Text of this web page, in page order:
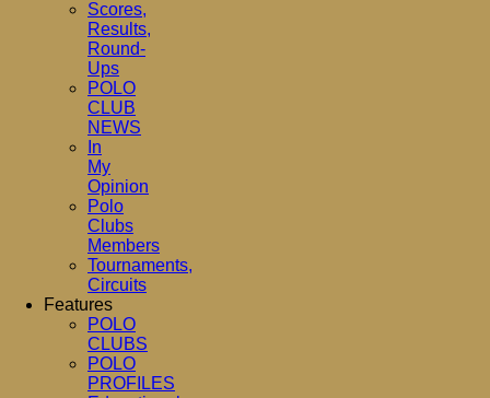
Scores,
Results,
Round-
Ups
POLO
CLUB
NEWS
In
My
Opinion
Polo
Clubs
Members
Tournaments,
Circuits
Features
POLO
CLUBS
POLO
PROFILES